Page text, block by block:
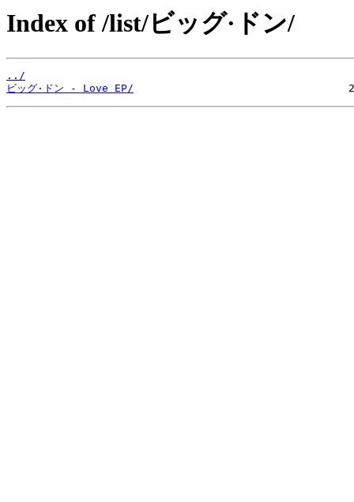
Index of /list/ビッグ·ドン/
../
ビッグ·ドン - Love EP/